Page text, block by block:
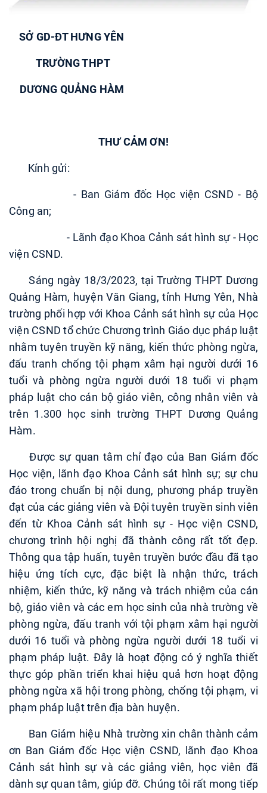
SỞ GD-ĐT HƯNG YÊN
TRƯỜNG THPT
DƯƠNG QUẢNG HÀM
THƯ CẢM ƠN!
Kính gửi:
- Ban Giám đốc Học viện CSND - Bộ
Công an;
- Lãnh đạo Khoa Cảnh sát hình sự - Học
viện CSND.
Sáng ngày 18/3/2023, tại Trường THPT Dương
Quảng Hàm, huyện Văn Giang, tỉnh Hưng Yên, Nhà
trường phối hợp với Khoa Cảnh sát hình sự của Học
viện CSND tổ chức Chương trình Giáo dục pháp luật
nhằm tuyên truyền kỹ năng, kiến thức phòng ngừa,
đấu tranh chống tội phạm xâm hại người dưới 16
tuổi và phòng ngừa người dưới 18 tuổi vi phạm
pháp luật cho cán bộ giáo viên, công nhân viên và
trên 1.300 học sinh trường THPT Dương Quảng
Hàm.
Được sự quan tâm chỉ đạo của Ban Giám đốc
Học viện, lãnh đạo Khoa Cảnh sát hình sự; sự chu
đáo trong chuẩn bị nội dung, phương pháp truyền
đạt của các giảng viên và Đội tuyên truyền sinh viên
đến từ Khoa Cảnh sát hình sự - Học viện CSND,
chương trình hội nghị đã thành công rất tốt đẹp.
Thông qua tập huấn, tuyên truyền bước đầu đã tạo
hiệu ứng tích cực, đặc biệt là nhận thức, trách
nhiệm, kiến thức, kỹ năng và trách nhiệm của cán
bộ, giáo viên và các em học sinh của nhà trường về
phòng ngừa, đấu tranh với tội phạm xâm hại người
dưới 16 tuổi và phòng ngừa người dưới 18 tuổi vi
phạm pháp luật. Đây là hoạt động có ý nghĩa thiết
thực góp phần triển khai hiệu quả hơn hoạt động
phòng ngừa xã hội trong phòng, chống tội phạm, vi
phạm pháp luật trên địa bàn huyện.
Ban Giám hiệu Nhà trường xin chân thành cảm
ơn Ban Giám đốc Học viện CSND, lãnh đạo Khoa
Cảnh sát hình sự và các giảng viên, học viên đã
dành sự quan tâm, giúp đỡ. Chúng tôi rất mong tiếp